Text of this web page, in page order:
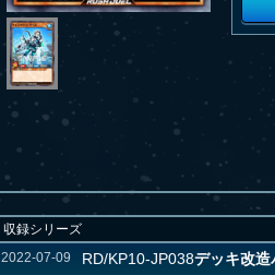
収録シリーズ
2022-07-09
RD/KP10-JP038デッキ改